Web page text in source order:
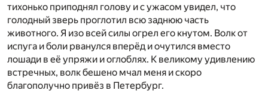
тихонько приподнял голову и с ужасом увидел, что
голодный зверь проглотил всю заднюю часть
животного. Я изо всей силы огрел его кнутом. Волк от
испуга и боли рванулся вперёд и очутился вместо
лошади в её упряжи и оглоблях. К великому удивлению
встречных, волк бешено мчал меня и скоро
благополучно привёз в Петербург.